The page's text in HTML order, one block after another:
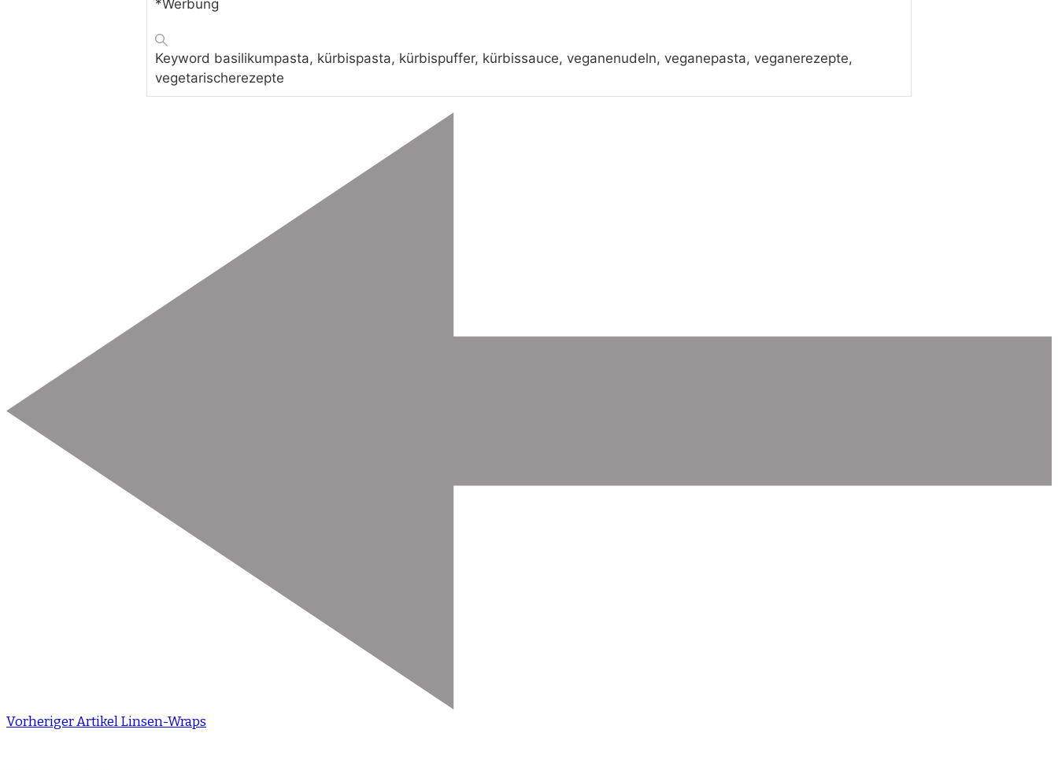
*Werbung
Keyword basilikumpasta, kürbispasta, kürbispuffer, kürbissauce, veganenudeln, veganepasta, veganerezepte,
vegetarischerezepte
Vorheriger ArtikelLinsen-Wraps